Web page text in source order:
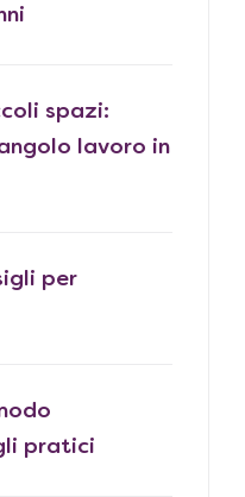
spazi:
lavoro in
per
pratici